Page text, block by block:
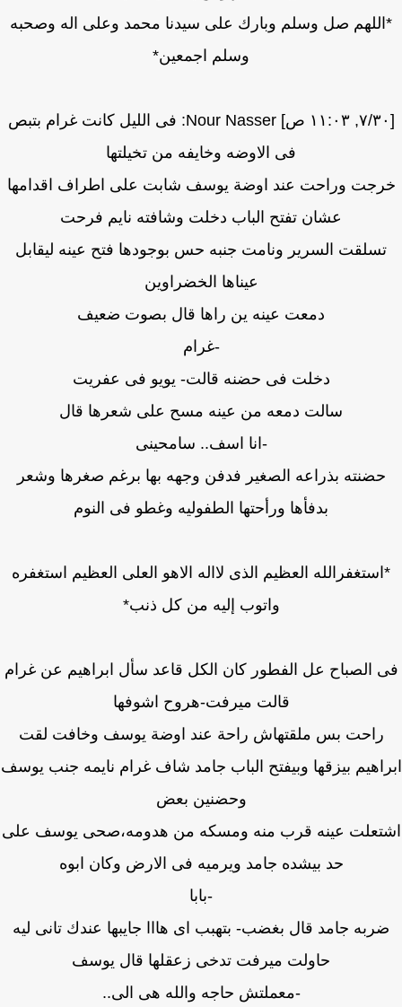
صل وسلم وبارك على سيدنا محمد وعلى اله وصحبه
وسلم اجمعين*
[٣٠/‏٧, ١١:٠٣ ص] Nour Nasser: فى الليل كانت غرام بتبص
فى الاوضه وخايفه من تخيلتها
وراحت عند اوضة يوسف شابت على اطراف اقدامها
عشان تفتح الباب دخلت وشافته نايم فرحت
تسلقت السرير ونامت جنبه حس بوجودها فتح عينه ليقابل
عيناها الخضراوين
دمعت عينه ين راها قال بصوت ضعيف
-غرام
دخلت فى حضنه قالت- يويو فى عفريت
سالت دمعه من عينه مسح على شعرها قال
-انا اسف.. سامحينى
حضنته بذراعه الصغير فدفن وجهه بها برغم صغرها وشعر
بدفأها ورأحتها الطفوليه وغطو فى النوم
العظيم الذى لااله الاهو العلى العظيم استغفره
واتوب إليه من كل ذنب*
الصباح عل الفطور كان الكل قاعد سأل ابراهيم عن غرام
قالت ميرفت-هروح اشوفها
راحت بس ملقتهاش راحة عند اوضة يوسف وخافت لقت
بيزقها وبيفتح الباب جامد شاف غرام نايمه جنب يوسف
وحضنين بعض
عينه قرب منه ومسكه من هدومه،صحى يوسف على
حد بيشده جامد ويرميه فى الارض وكان ابوه
-بابا
جامد قال بغضب- بتهبب اى هااا جايبها عندك تانى ليه
حاولت ميرفت تدخى زعقلها قال يوسف
-معملتش حاجه والله هى الى..